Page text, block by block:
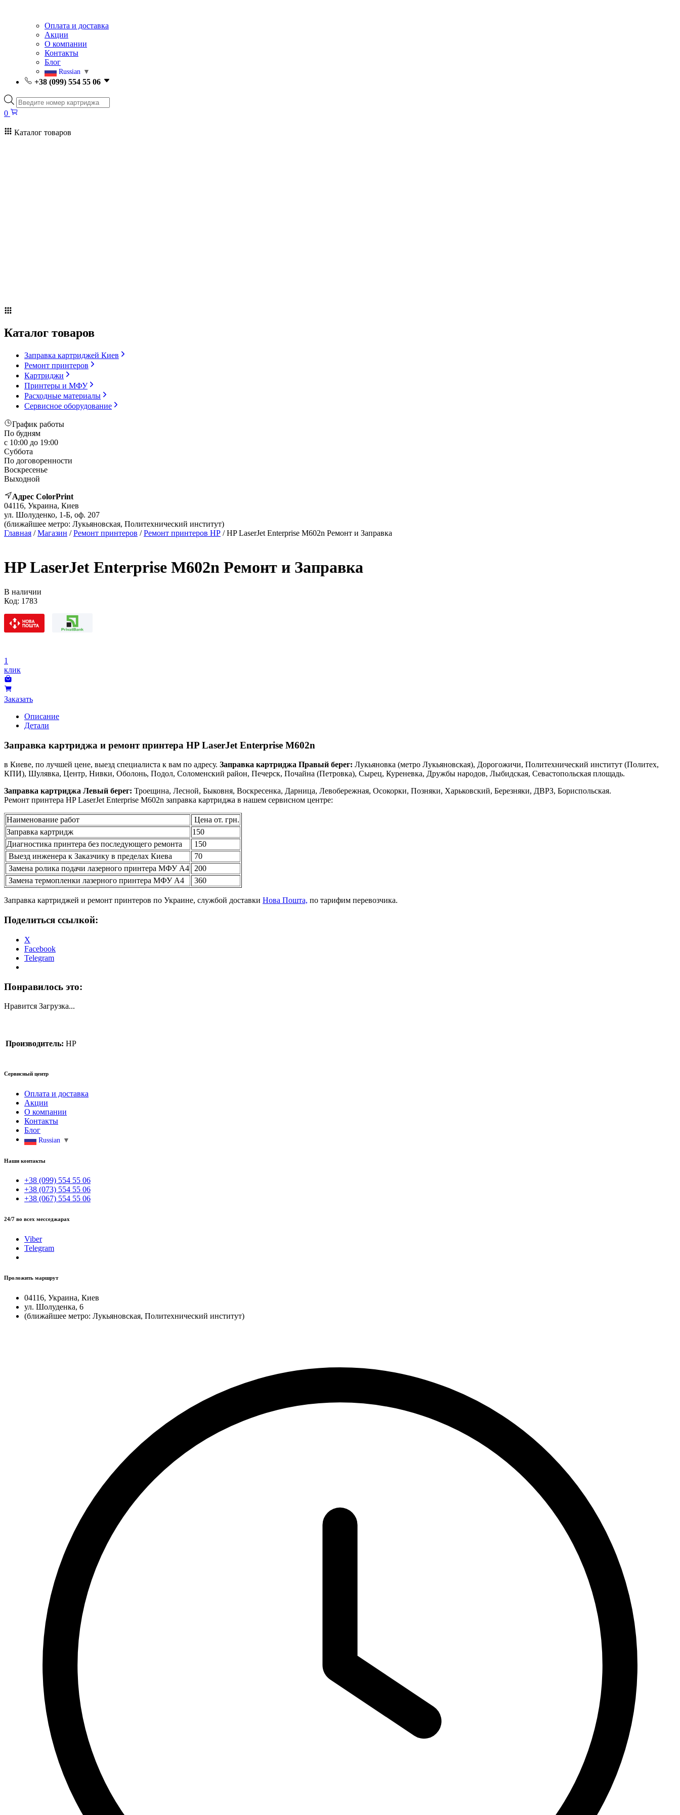
Оплата и доставка
Акции
О компании
Контакты
Блог
Russian ▼
+38 (099) 554 55 06
Поиск
товаров
0
Каталог товаров
Каталог товаров
Заправка картриджей Киев
Ремонт принтеров
Картриджи
Принтеры и МФУ
Расходные материалы
Сервисное оборудование
График работы
По будням
с 10:00 до 19:00
Суббота
По договоренности
Воскресенье
Выходной
Адрес ColorPrint
04116, Украина, Киев
ул. Шолуденко, 1-Б, оф. 207
(ближайшее метро: Лукьяновская, Политехнический институт)
Главная /Магазин /Ремонт принтеров /Ремонт принтеров HP / HP LaserJet Enterprise M602n Ремонт и Заправка
HP LaserJet Enterprise M602n Ремонт и Заправка
В наличии
Код: 1783
1
клик
Заказать
Описание
Детали
Заправка картриджа и ремонт принтера HP LaserJet Enterprise M602n
в Киеве, по лучшей цене, выезд специалиста к вам по адресу. Заправка картриджа Правый берег: Лукьяновка (метро Лукьяновская), Дорогожичи, Политехнический институт (Политех,
КПИ), Шулявка, Центр, Нивки, Оболонь, Подол, Соломенский район, Печерск, Почайна (Петровка), Сырец, Куреневка, Дружбы народов, Лыбидская, Севастопольская площадь.
Заправка картриджа Левый берег: Троещина, Лесной, Быковня, Воскресенка, Дарница, Левобережная, Осокорки, Позняки, Харьковский, Березняки, ДВРЗ, Бориспольская.
Ремонт принтера HP LaserJet Enterprise M602n заправка картриджа в нашем сервисном центре:
Наименование работ
Цена от. грн.
Заправка картридж
150
Диагностика принтера без последующего ремонта
150
Выезд инженера к Заказчику в пределах Киева
70
Замена ролика подачи лазерного принтера МФУ А4
200
Замена термопленки лазерного принтера МФУ А4
360
Заправка картриджей и ремонт принтеров по Украине, службой доставки Нова Пошта, по тарифим перевозчика.
Поделиться ссылкой:
X
Facebook
Telegram
Понравилось это:
Нравится Загрузка...
Производитель: HP
Сервисный центр
Оплата и доставка
Акции
О компании
Контакты
Блог
Russian ▼
Наши контакты
+38 (099) 554 55 06
+38 (073) 554 55 06
+38 (067) 554 55 06
24/7 во всех месседжарах
Viber
Telegram
Проложить маршрут
04116, Украина, Киев
ул. Шолуденка, 6
(ближайшее метро: Лукьяновская, Политехнический институт)